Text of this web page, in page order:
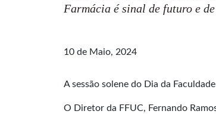
Farmácia é sinal de futuro e
10 de Maio, 2024
A sessão solene do Dia da
O Diretor da FFUC, Fernando